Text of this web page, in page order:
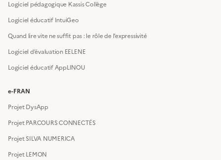
Logiciel pédagogique Kassis Collège
Logiciel éducatif IntuiGeo
Quand lire vite ne suffit pas : le rôle de l’expressivité
Logiciel d’évaluation EELENE
Logiciel éducatif AppLINOU
e-FRAN
Projet DysApp
Projet PARCOURS CONNECTÉS
Projet SILVA NUMERICA
Projet LEMON